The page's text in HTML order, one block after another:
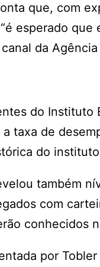
que, com
esperado
da
do Instituto
taxa de
do
também
com
conhecidos
por